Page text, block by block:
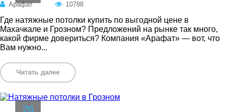
Арафат 10788
Где натяжные потолки купить по выгодной цене в
Махачкале и Грозном? Предложений на рынке так много,
какой фирме довериться? Компания «Арафат» — вот, что
Вам нужно...
Читать далее
26